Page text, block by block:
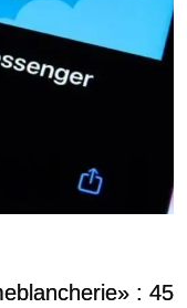
: 45